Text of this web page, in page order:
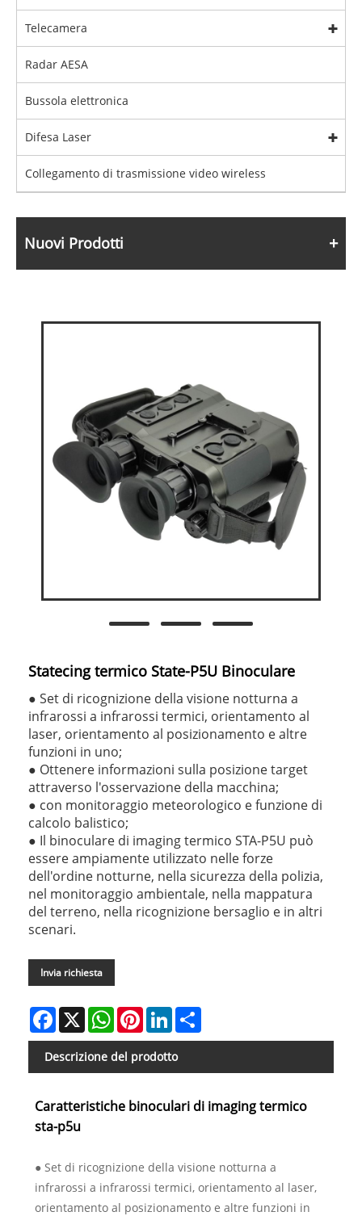
Telecamera
Radar AESA
Bussola elettronica
Difesa Laser
Collegamento di trasmissione video wireless
Nuovi Prodotti
Statecing termico State-P5U Binoculare
● Set di ricognizione della visione notturna a
infrarossi a infrarossi termici, orientamento al
laser, orientamento al posizionamento e altre
funzioni in uno;
● Ottenere informazioni sulla posizione target
attraverso l'osservazione della macchina;
● con monitoraggio meteorologico e funzione di
calcolo balistico;
● Il binoculare di imaging termico STA-P5U può
essere ampiamente utilizzato nelle forze
dell'ordine notturne, nella sicurezza della polizia,
nel monitoraggio ambientale, nella mappatura
del terreno, nella ricognizione bersaglio e in altri
scenari.
Invia richiesta
Facebook
X WhatsAppPinterestLinkedIn
Descrizione del prodotto
Caratteristiche binoculari di imaging termico
sta-p5u
● Set di ricognizione della visione notturna a
infrarossi a infrarossi termici, orientamento al laser,
orientamento al posizionamento e altre funzioni in